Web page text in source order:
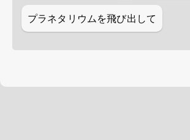
プラネタリウムを飛び出して